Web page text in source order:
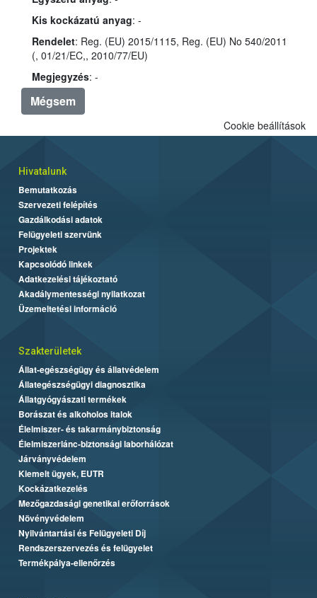
Kis kockázatú anyag: -
Rendelet: Reg. (EU) 2015/1115, Reg. (EU) No 540/2011
(, 01/21/EC,, 2010/77/EU)
Megjegyzés: -
Mégsem
Cookie beállítások
Hivatalunk
Bemutatkozás
Szervezeti felépítés
Gazdálkodási adatok
Felügyeleti szervünk
Projektek
Kapcsolódó linkek
Adatkezelési tájékoztató
Akadálymentességi nyilatkozat
Üzemeltetési információ
Szakterületek
Állat-egészségügy és állatvédelem
Állategészségügyi diagnosztika
Állatgyógyászati termékek
Borászat és alkoholos italok
Élelmiszer- és takarmánybiztonság
Élelmiszerlánc-biztonsági laborhálózat
Járványvédelem
Kiemelt ügyek, EUTR
Kockázatkezelés
Mezőgazdasági genetikai erőforrások
Növényvédelem
Nyilvántartási és Felügyeleti Díj
Rendszerszervezés és felügyelet
Termékpálya-ellenőrzés